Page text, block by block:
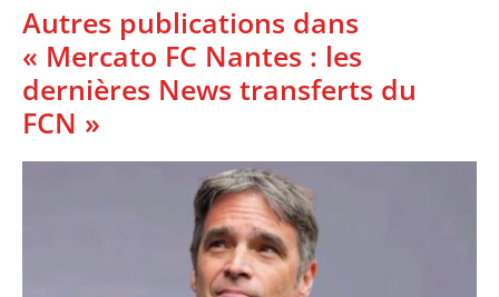
Autres publications dans
« Mercato FC Nantes : les
dernières News transferts du
FCN »